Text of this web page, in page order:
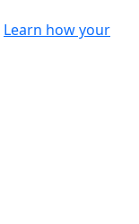
Learn how your